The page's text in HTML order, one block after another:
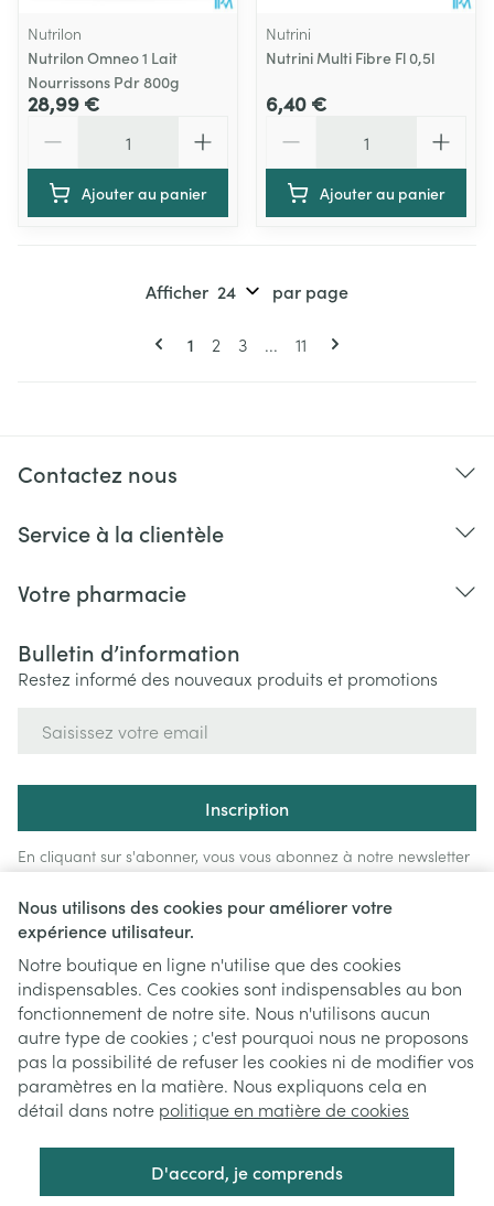
Nous utilisons des cookies pour améliorer votre
expérience utilisateur.
Notre boutique en ligne n'utilise que des cookies
indispensables. Ces cookies sont indispensables au bon
fonctionnement de notre site. Nous n'utilisons aucun
autre type de cookies ; c'est pourquoi nous ne proposons
pas la possibilité de refuser les cookies ni de modifier vos
paramètres en la matière. Nous expliquons cela en
détail dans notre politique en matière de cookies
D'accord, je comprends
Nutrilon
Nutrilon Omneo 1 Lait
Nourrissons Pdr 800g
28,99 €
Ajouter au panier
Nutrini
Nutrini Multi Fibre Fl 0,5l
6,40 €
Ajouter au panier
Vous lisez actuellement la page
1 Page
2 Page
3 ... Page
11
Afficher par page
Contactez nous
Service à la clientèle
Votre pharmacie
Bulletin d’information
Restez informé des nouveaux produits et promotions
Inscription
En cliquant sur s'abonner, vous vous abonnez à notre newsletter
et acceptez notrepolitique de confidentialité.
Liens légaux